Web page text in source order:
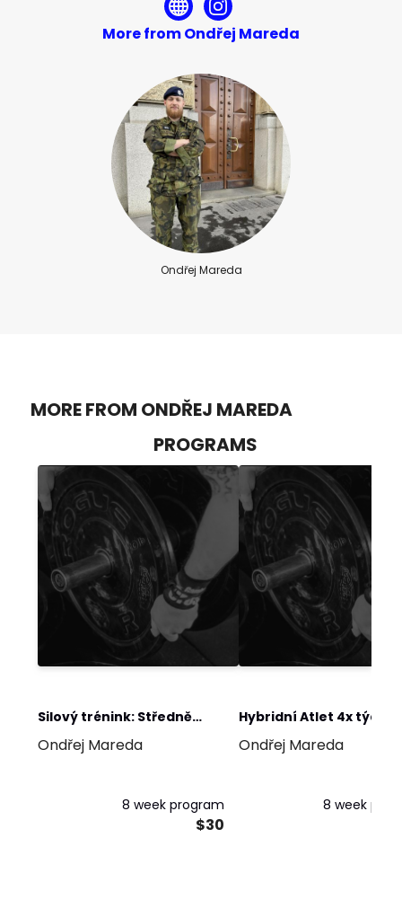
More from Ondřej Mareda
Ondřej Mareda
MORE FROM ONDŘEJ MAREDA
PROGRAMS
Silový trénink: Středně
pokročilý (Linear-
Ondřej Mareda
8 week program
$30
Hybridní Atlet 4x týdně
Ondřej Mareda
8 week